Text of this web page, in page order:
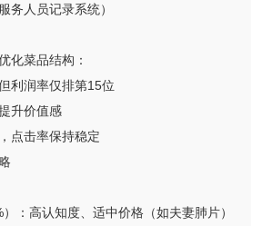
务人员记录系统）
化菜品结构：
利润率仅排第15位
升价值感
点击率保持稳定
：高认知度、适中价格（如夫妻肺片）